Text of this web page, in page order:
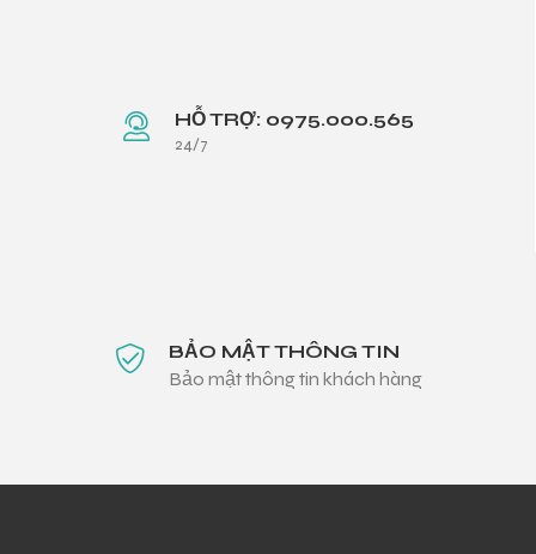
HỖ TRỢ: 0975.000.565
24/7
BẢO MẬT THÔNG TIN
Bảo mật thông tin khách hàng